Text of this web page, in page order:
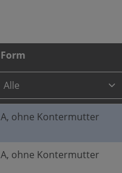
Form
A, ohne Kontermutter
A, ohne Kontermutter